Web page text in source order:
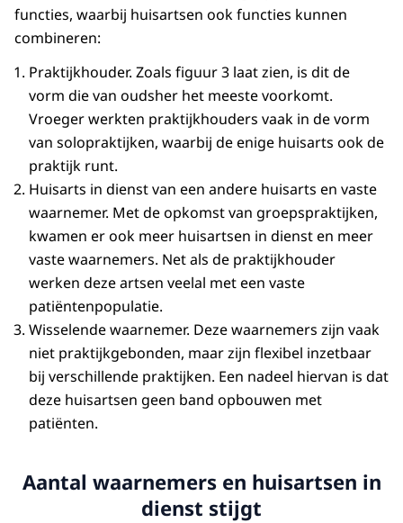
functies, waarbij huisartsen ook functies kunnen
combineren:
Praktijkhouder. Zoals figuur 3 laat zien, is dit de
vorm die van oudsher het meeste voorkomt.
Vroeger werkten praktijkhouders vaak in de vorm
van solopraktijken, waarbij de enige huisarts ook de
praktijk runt.
Huisarts in dienst van een andere huisarts en vaste
waarnemer. Met de opkomst van groepspraktijken,
kwamen er ook meer huisartsen in dienst en meer
vaste waarnemers. Net als de praktijkhouder
werken deze artsen veelal met een vaste
patiëntenpopulatie.
Wisselende waarnemer. Deze waarnemers zijn vaak
niet praktijkgebonden, maar zijn flexibel inzetbaar
bij verschillende praktijken. Een nadeel hiervan is dat
deze huisartsen geen band opbouwen met
patiënten.
Aantal waarnemers en huisartsen in
dienst stijgt